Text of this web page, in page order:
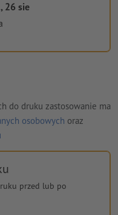
26 sie
do druku zastosowanie ma
osobowych oraz
przed lub po